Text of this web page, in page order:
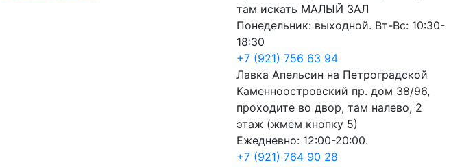
там искать МАЛЫЙ ЗАЛ
Понедельник: выходной. Вт-Вс: 10:30-
18:30
+7 (921) 756 63 94
Лавка Апельсин на Петроградской
Каменноостровский пр. дом 38/96,
проходите во двор, там налево, 2
этаж (жмем кнопку 5)
Ежедневно: 12:00-20:00.
+7 (921) 764 90 28